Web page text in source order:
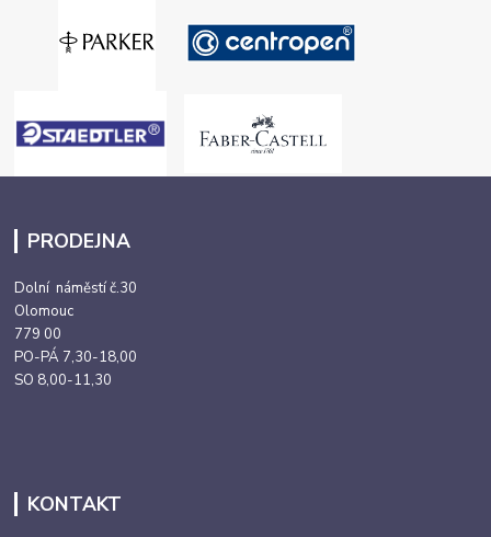
PRODEJNA
Dolní náměstí č.30
Olomouc
779 00
PO-PÁ 7,30-18,00
SO 8,00-11,30
KONTAKT